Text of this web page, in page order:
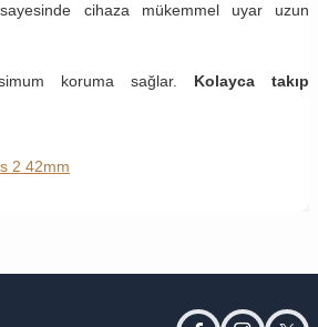
cihaza mükemmel uyar uzun
koruma sağlar.
Kolayca takıp
2 42mm